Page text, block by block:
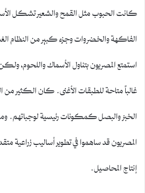
كانت الحبوب مثل القمح والشعير تشكل
الفاكهة والخضروات وجزء كبير من النظام
استمتع المصريون بتناول الأسماك واللحوم،
غالباً متاحة للطبقات الأغنى. كان الكثير من
الخبز والبصل كمكونات رئيسية لوجباتهم. ومن
المصريون قد ساهموا في تطوير أساليب زراعية
إنتاج المحاصيل.